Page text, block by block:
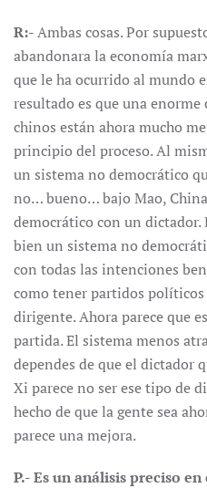
R:-Ambas cosas. Por
abandonara la economía
que le ha ocurrido al mundo
resultado es que una
chinos están ahora mucho
principio del proceso. Al
un sistema no democrático
no… bueno… bajo Mao,
democrático con un dictador.
bien un sistema no
con todas las intenciones
como tener partidos
dirigente. Ahora parece que
partida. El sistema menos
dependes de que el dictador
Xi parece no ser ese tipo de
hecho de que la gente sea
parece una mejora.
P.- Es un análisis preciso